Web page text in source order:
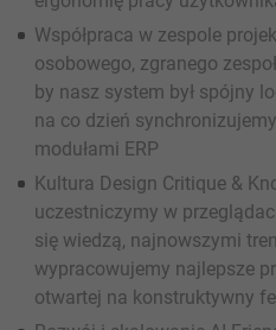
Współpraca w zespole
osobowego, zgranego
by nasz system był spójny
na co dzień
modułami ERP
Kultura Design Critique &
uczestniczymy w
się wiedzą, najnowszymi
wypracowujemy najlepsze
otwartej na konstruktywny